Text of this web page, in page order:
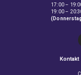
17:00 –
19:00 –
Kontakt